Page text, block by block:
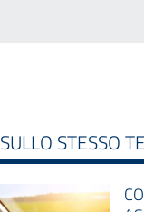
SULLO STESSO